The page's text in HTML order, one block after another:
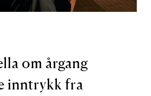
om årgang
inntrykk fra